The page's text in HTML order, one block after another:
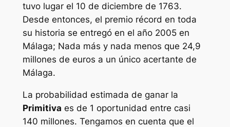
tuvo lugar el 10 de diciembre de 1763.
Desde entonces, el premio récord en toda
su historia se entregó en el año 2005 en
Málaga; Nada más y nada menos que 24,9
millones de euros a un único acertante de
Málaga.
La probabilidad estimada de ganar la
Primitiva es de 1 oportunidad entre casi
140 millones. Tengamos en cuenta que el